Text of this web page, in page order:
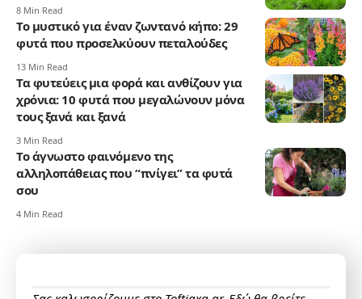
8 Min Read
Το μυστικό για έναν ζωντανό κήπο: 29
φυτά που προσελκύουν πεταλούδες
13 Min Read
Τα φυτεύεις μια φορά και ανθίζουν για
χρόνια: 10 φυτά που μεγαλώνουν μόνα
τους ξανά και ξανά
3 Min Read
Το άγνωστο φαινόμενο της
αλληλοπάθειας που “πνίγει” τα φυτά
σου
4 Min Read